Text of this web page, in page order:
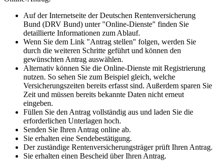
Auf der Internetseite der Deutschen Rentenversicherung
Bund (DRV Bund) unter "Online-Dienste" finden Sie
detaillierte Informationen zum Ablauf.
Wenn Sie dem Link "Antrag stellen" folgen, werden Sie
durch die weiteren Schritte geführt und können den
gewünschten Antrag auswählen.
Alternativ können Sie die Online-Dienste mit Registrierung
nutzen. So sehen Sie zum Beispiel gleich, welche
Versicherungszeiten bereits erfasst sind. Außerdem sparen Sie
Zeit und müssen bereits bekannte Daten nicht erneut
eingeben.
Füllen Sie den Antrag vollständig aus und laden Sie die
erforderlichen Unterlagen hoch.
Senden Sie Ihren Antrag online ab.
Sie erhalten eine Sendebestätigung.
Der zuständige Rentenversicherungsträger prüft Ihren Antrag.
Sie erhalten einen Bescheid über Ihren Antrag.